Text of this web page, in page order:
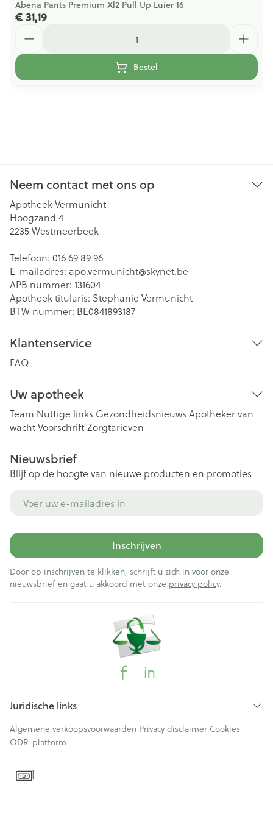
Abena Pants Premium Xl2 Pull Up Luier 16
€ 31,19
Bestel
Neem contact met ons op
Apotheek Vermunicht
Hoogzand 4
2235Westmeerbeek
Telefoon: 016 69 89 96
E-mailadres: apo.vermunicht@skynet.be
APB nummer: 131604
Apotheek titularis: Stephanie Vermunicht
BTW nummer: BE0841893187
Klantenservice
FAQ
Uw apotheek
Team Nuttige links Gezondheidsnieuws Apotheker van
wachtVoorschriftZorgtarieven
Nieuwsbrief
Blijf op de hoogte van nieuwe producten en promoties
Inschrijven
Door op inschrijven te klikken, schrijft u zich in voor onze
nieuwsbrief en gaat u akkoord met onze privacy policy.
Juridische links
Algemene verkoopsvoorwaarden Privacy disclaimer Cookies
ODR-platform